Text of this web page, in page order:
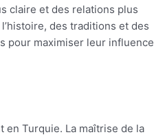
claire et des relations plus
des traditions et des
pour maximiser leur influence
Turquie. La maîtrise de la